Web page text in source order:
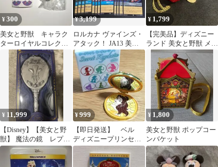
¥300
美女と野獣 キャラク
ターロイヤルコレクシ
ョン チップ
¥3,199
ロルカナ ヴァインズ・
アタック！ JA13 美女
と野獣 セット
¥ 1,799
【完美品】ディズニー
ランド 美女と野獣 メロ
ディライトローズ
¥ 11,999
【Disney】【美女と野
獣】 魔法の鏡 レプリ
カ 公式品ディズニー
ストア
¥999
【即日発送】 ベル
ディズニープリンセ
ス シークレットキー
チェーン ミラー 美
¥ 1,800
美女と野獣 ポップコー
ンバケット